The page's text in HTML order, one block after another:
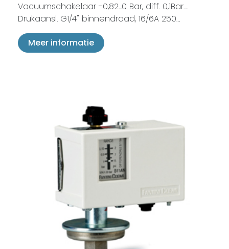
Vacuumschakelaar -0,82...0 Bar, diff. 0,1Bar.…
Drukaansl. G1/4" binnendraad, 16/6A 250…
Meer informatie